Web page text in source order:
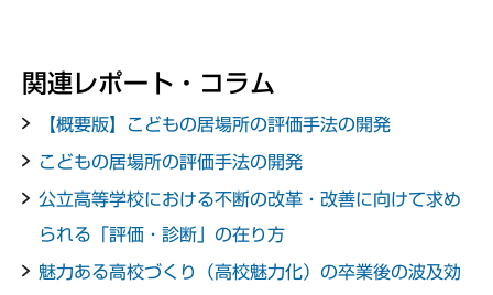
関連レポート・コラム
【概要版】こどもの居場所の評価手法の開発
こどもの居場所の評価手法の開発
公立高等学校における不断の改革・改善に向けて求め
られる「評価・診断」の在り方
魅力ある高校づくり（高校魅力化）の卒業後の波及効